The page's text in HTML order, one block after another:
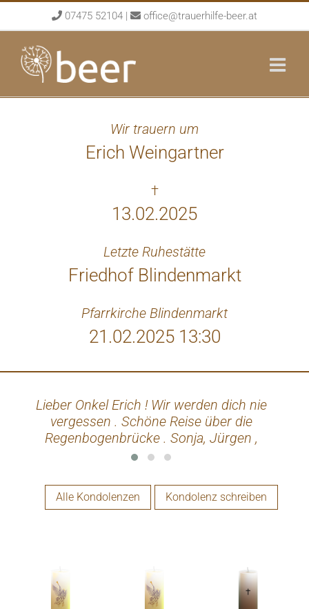
to
content
07475 52104 | office@trauerhilfe-beer.at
Wir trauern um
Erich Weingartner
†
13.02.2025
Letzte Ruhestätte
Friedhof Blindenmarkt
Pfarrkirche Blindenmarkt
21.02.2025 13:30
Lieber Onkel Erich ! Wir werden dich nie
vergessen . Schöne Reise über die
Regenbogenbrücke . Sonja, Jürgen ,
Philipp und Chrisi
Alle Kondolenzen Kondolenz schreiben